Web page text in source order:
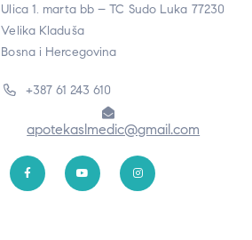
Ulica 1. marta bb – TC Sudo Luka 77230
Velika Kladuša
Bosna i Hercegovina
+387 61 243 610
apotekaslmedic@gmail.com